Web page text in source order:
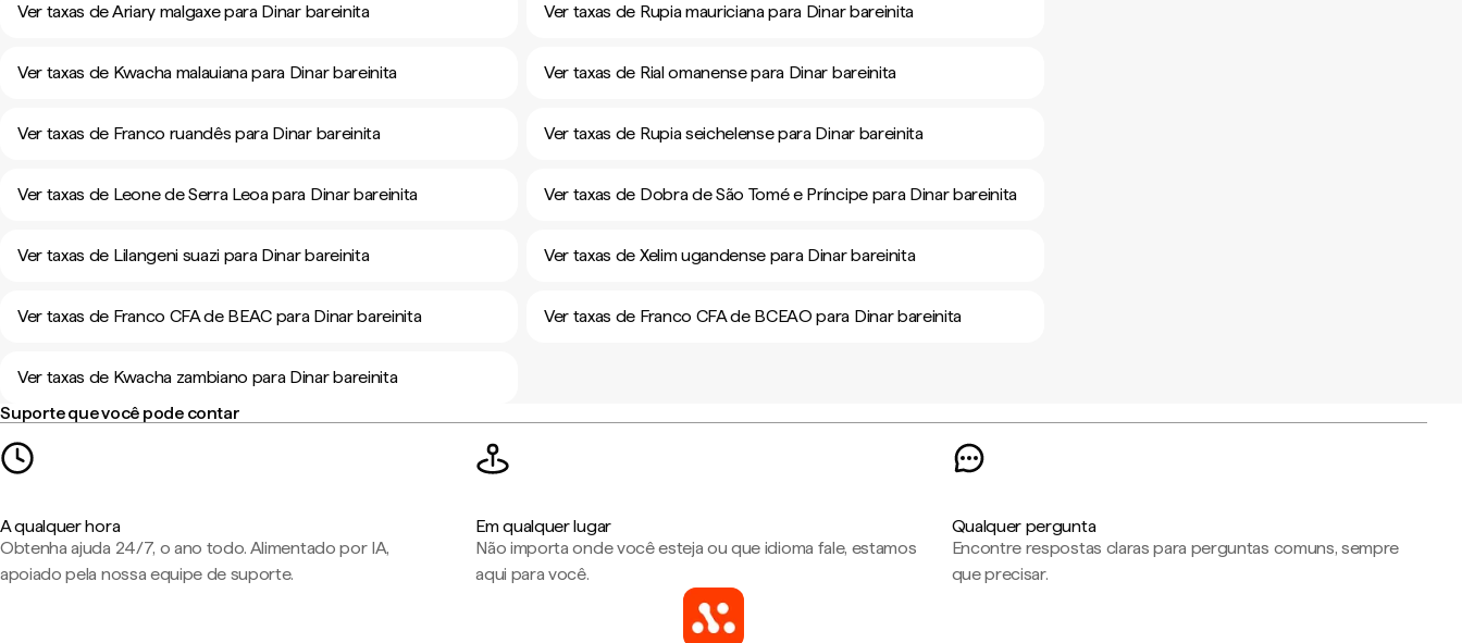
Ver taxas de Ariary malgaxe para Dinar bareinita Ver taxas de Rupia mauriciana para Dinar bareinita
Ver taxas de Kwacha malauiana para Dinar bareinita Ver taxas de Rial omanense para Dinar bareinita
Ver taxas de Franco ruandês para Dinar bareinita Ver taxas de Rupia seichelense para Dinar bareinita
Ver taxas de Leone de Serra Leoa para Dinar bareinita Ver taxas de Dobra de São Tomé e Príncipe para Dinar bareinita
Ver taxas de Lilangeni suazi para Dinar bareinita Ver taxas de Xelim ugandense para Dinar bareinita
Ver taxas de Franco CFA de BEAC para Dinar bareinita Ver taxas de Franco CFA de BCEAO para Dinar bareinita
Ver taxas de Kwacha zambiano para Dinar bareinita
Suporte que você pode contar
A qualquer hora
Obtenha ajuda 24/7, o ano todo. Alimentado por IA,
apoiado pela nossa equipe de suporte.
Em qualquer lugar
Não importa onde você esteja ou que idioma fale, estamos
aqui para você.
Qualquer pergunta
Encontre respostas claras para perguntas comuns, sempre
que precisar.